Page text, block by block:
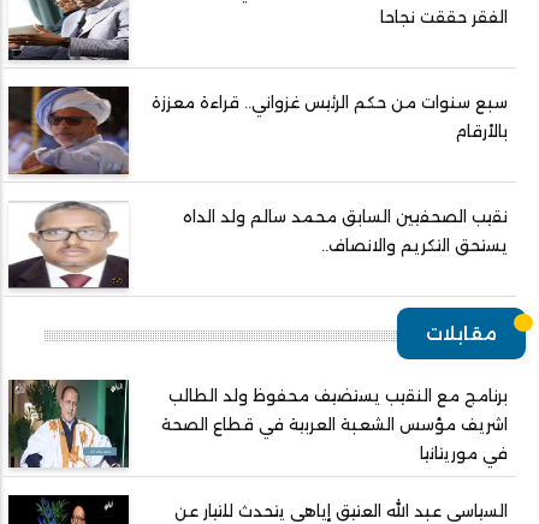
الفقر حققت نجاحا
سبع سنوات من حكم الرئيس غزواني.. قراءة معززة
بالأرقام
نقيب الصحفيين السابق محمد سالم ولد الداه
يستحق التكريم والانصاف..
مقابلات
برنامج مع النقيب يستضيف محفوظ ولد الطالب
اشريف مؤسس الشعبة العربية في قطاع الصحة
في موريتانيا
السياسي عبد الله العتيق إياهي يتحدث للتيار عن